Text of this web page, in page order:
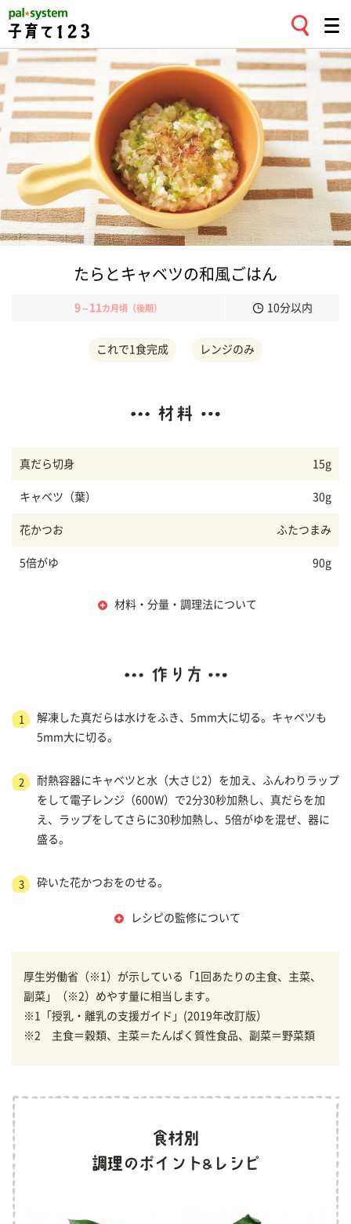
たらとキャベツの和風ごはん
9～ 11 カ月頃（後期） 10分以内
これで1食完成 レンジのみ
真だら切身 15g
キャベツ（葉） 30g
花かつお ふたつまみ
5倍がゆ 90g
材料・分量・調理法について
1
解凍した真だらは水けをふき、5mm大に切る。キャベツも
5mm大に切る。
2
耐熱容器にキャベツと水（大さじ2）を加え、ふんわりラップ
をして電子レンジ（600W）で2分30秒加熱し、真だらを加
え、ラップをしてさらに30秒加熱し、5倍がゆを混ぜ、器に
盛る。
3 砕いた花かつおをのせる。
レシピの監修について
厚生労働省（※1）が示している「1回あたりの主食、主菜、
副菜」（※2）めやす量に相当します。
※1「授乳・離乳の支援ガイド」(2019年改訂版）
※2 主食＝穀類、主菜＝たんぱく質性食品、副菜＝野菜類